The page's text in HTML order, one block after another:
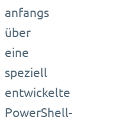
anfangs
über
eine
speziell
entwickelte
PowerShell-